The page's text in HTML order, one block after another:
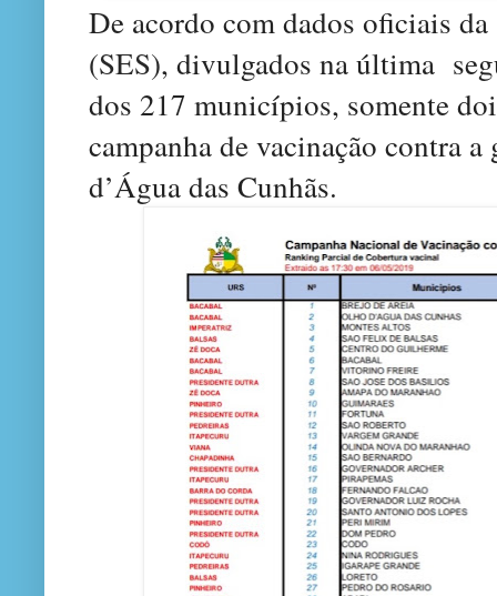
De acordo com dados oficiais da
(SES), divulgados na última
dos 217 municípios, somente
campanha de vacinação contra
d’Água das Cunhãs.